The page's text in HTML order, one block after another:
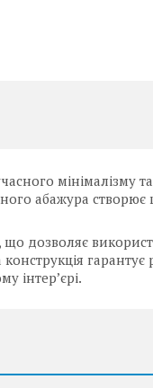
мінімалізму
абажура створює
дозволяє
гарантує
інтер’єрі.